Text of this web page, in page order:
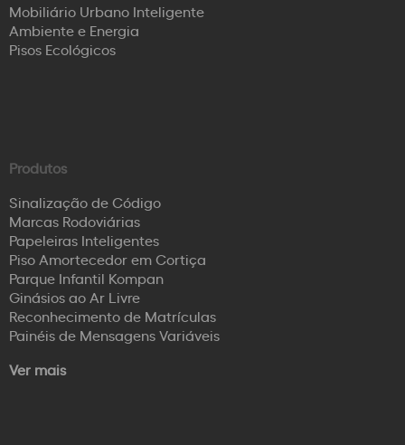
Mobiliário Urbano Inteligente
Ambiente e Energia
Pisos Ecológicos
Produtos
Sinalização de Código
Marcas Rodoviárias
Papeleiras Inteligentes
Piso Amortecedor em Cortiça
Parque Infantil Kompan
Ginásios ao Ar Livre
Reconhecimento de Matrículas
Painéis de Mensagens Variáveis
Ver mais